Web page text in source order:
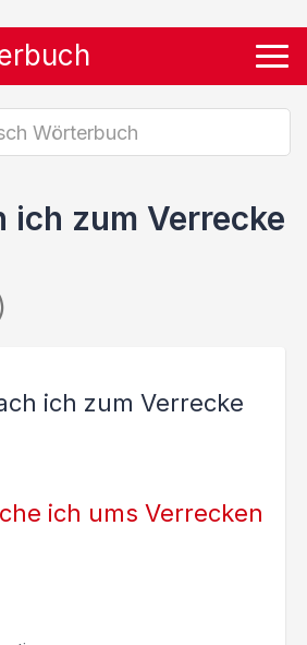
ich zum Verrecke
ich zum Verrecke
ich ums Verrecken